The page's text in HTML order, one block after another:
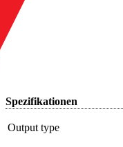
Spezifikationen
Output type